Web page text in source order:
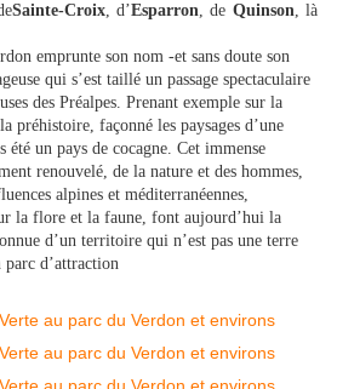
Sainte-Croix, d’Esparron , de Quinson , là
emprunte son nom -et sans doute son
qui s’est taillé un passage spectaculaire
des Préalpes. Prenant exemple sur la
préhistoire, façonné les paysages d’une
un pays de cocagne. Cet immense
renouvelé, de la nature et des hommes,
alpines et méditerranéennes,
la flore et la faune, font aujourd’hui la
d’un territoire qui n’est pas une terre
parc d’attraction